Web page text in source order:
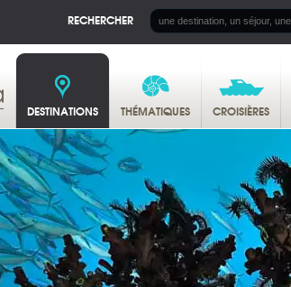
RECHERCHER
DESTINATIONS THÉMATIQUES CROISIÈRES